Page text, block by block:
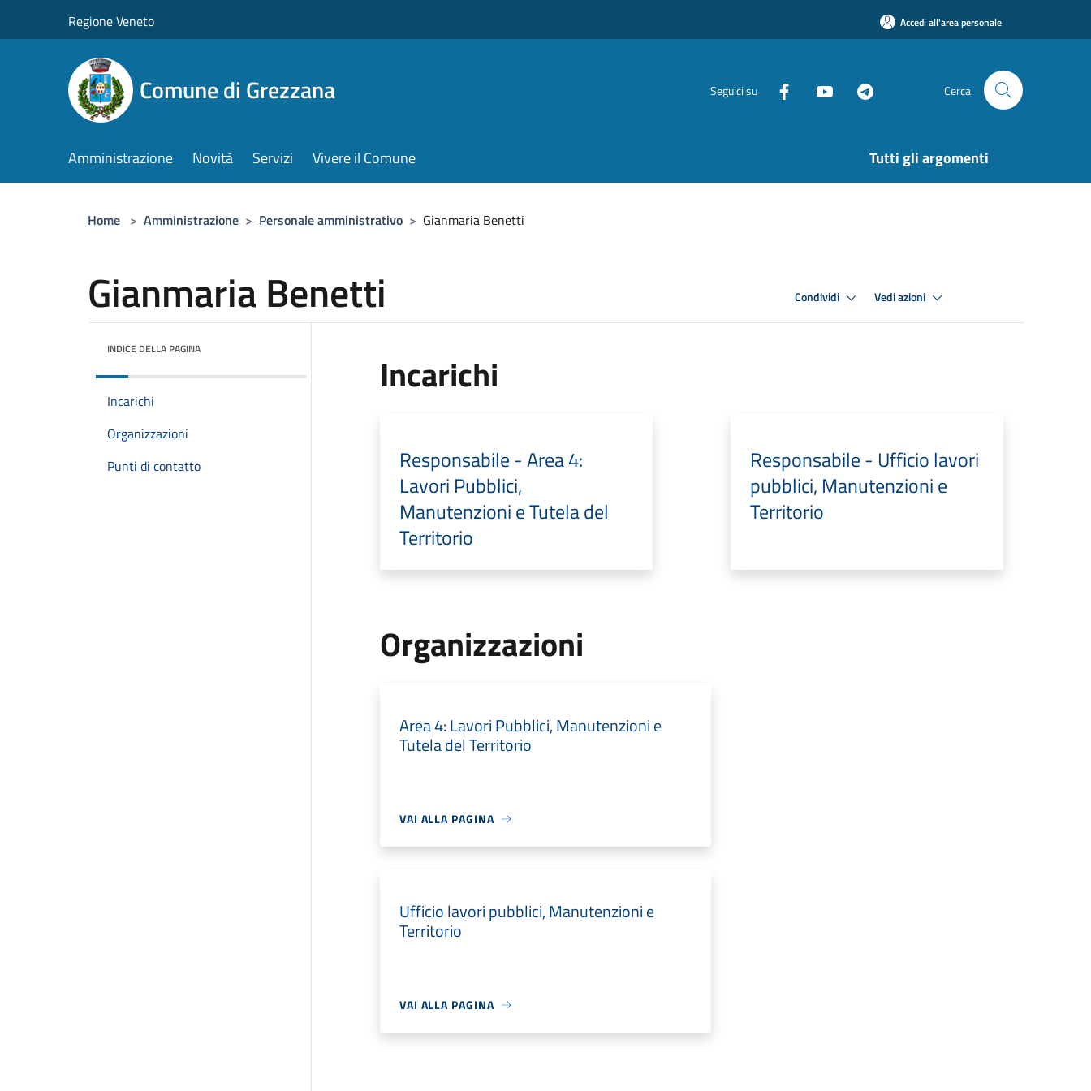
Regione Veneto Accedi all'area personale
Comune di Grezzana Seguici su Cerca
Amministrazione Novità Servizi Vivere il Comune Tutti gli argomenti
Home > Amministrazione > Personale amministrativo > Gianmaria Benetti
Gianmaria Benetti Condividi Vedi azioni
INDICE DELLA PAGINA
Incarichi
Organizzazioni
Punti di contatto
Incarichi
Responsabile - Area 4:
Lavori Pubblici,
Manutenzioni e Tutela del
Territorio
Responsabile - Ufficio lavori
pubblici, Manutenzioni e
Territorio
Organizzazioni
Area 4: Lavori Pubblici, Manutenzioni e
Tutela del Territorio
VAI ALLA PAGINA
Ufficio lavori pubblici, Manutenzioni e
Territorio
VAI ALLA PAGINA